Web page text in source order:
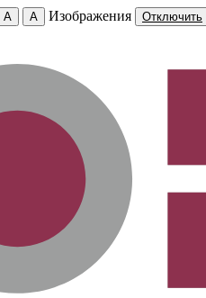
A A Изображения Отключить